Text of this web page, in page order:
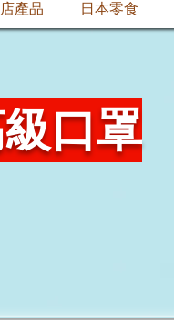
產品 日本零食
口罩